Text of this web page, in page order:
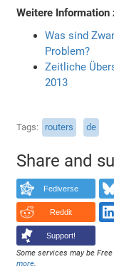
Weitere Information
Was sind
Problem?
Zeitliche
2013
Tags routers de
Share and
Fediverse
Reddit
Support!
Some services may be
more.